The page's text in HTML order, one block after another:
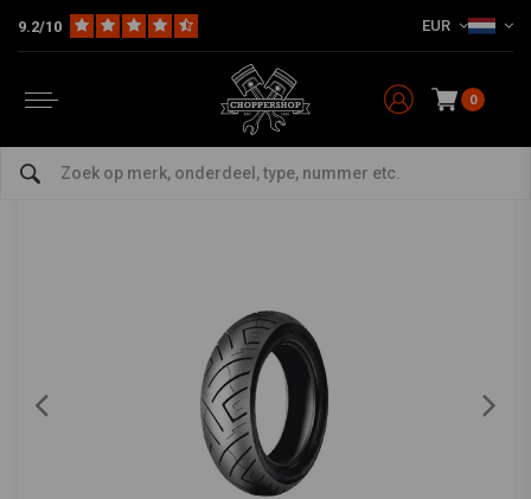
9.2/10 EUR
0
The Garage Banden 777 Achterband 160/80-15 (74H) TL
bekijk alles van Shinko
777 Achterband 160/80-15 (74H) TL